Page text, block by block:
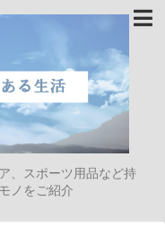
、スポーツ用品など持
ノをご紹介